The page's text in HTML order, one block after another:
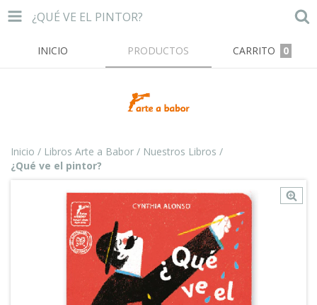
¿QUÉ VE EL PINTOR?
INICIO PRODUCTOS CARRITO 0
Inicio / Libros Arte a Babor / Nuestros Libros /
¿Qué ve el pintor?